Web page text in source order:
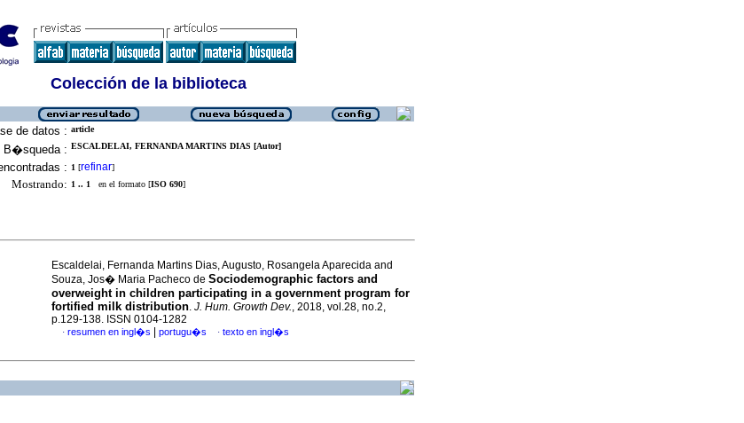
Colección de la biblioteca
de datos : article
B�squeda : ESCALDELAI, FERNANDA MARTINS DIAS [Autor]
: 1 [refinar]
Mostrando: 1 .. 1 en el formato [ISO 690]
Escaldelai, Fernanda Martins Dias, Augusto, Rosangela Aparecida and
Souza, Jos� Maria Pacheco de Sociodemographic factors and
overweight in children participating in a government program for
fortified milk distribution. J. Hum. Growth Dev., 2018, vol.28, no.2,
p.129-138. ISSN 0104-1282
· resumen en ingl�s portugu�s · texto en ingl�s